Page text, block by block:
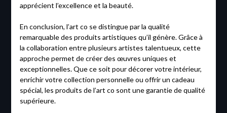
apprécient l’excellence et la beauté.
En conclusion, l’art co se distingue par la qualité
remarquable des produits artistiques qu’il génère. Grâce à
la collaboration entre plusieurs artistes talentueux, cette
approche permet de créer des œuvres uniques et
exceptionnelles. Que ce soit pour décorer votre intérieur,
enrichir votre collection personnelle ou offrir un cadeau
spécial, les produits de l’art co sont une garantie de qualité
supérieure.